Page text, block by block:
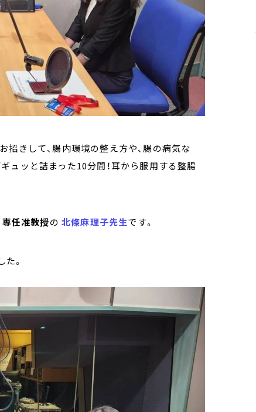
招きして、腸内環境の整え方や、腸の病気な
ュッと詰まった10分間！耳から服用する整腸
任准教授の北條麻理子先生です。
。